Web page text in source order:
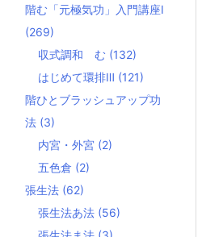
階む「元極気功」入門講座Ⅰ
(269)
収式調和 む (132)
はじめて環排Ⅲ (121)
階ひとブラッシュアップ功
法 (3)
内宮・外宮 (2)
五色倉 (2)
張生法 (62)
張生法あ法 (56)